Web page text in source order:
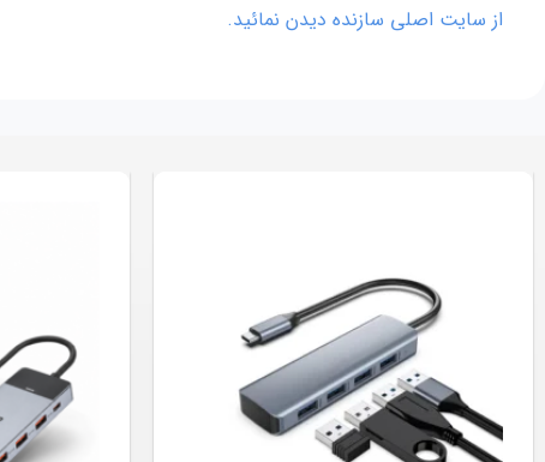
از سایت اصلی سازنده دیدن نمائید.